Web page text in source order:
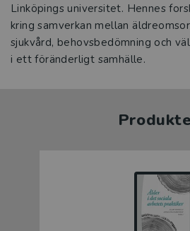
Linköpings universitet. Hennes
kring samverkan mellan
sjukvård, behovsbedömning och
i ett föränderligt samhälle.